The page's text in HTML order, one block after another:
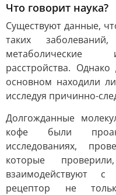
Что говорит наука?
Существуют данные,
таких заболеваний,
метаболические
расстройства.
основном находили
исследуя причинно-
Долгожданные
кофе были
исследованиях,
которые
взаимодействуют
рецептор не